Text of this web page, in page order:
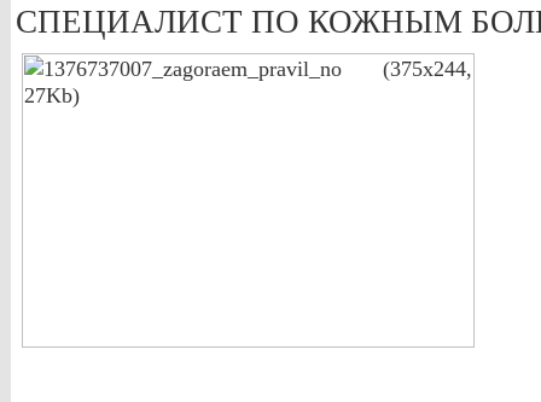
СПЕЦИАЛИСТ ПО КОЖНЫМ